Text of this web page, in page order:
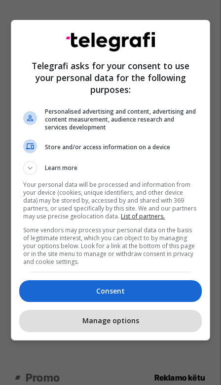
Promo Reklamo këtu
Telegrafi asks for your consent to use
your personal data for the following
purposes:
Personalised advertising and content, advertising and
content measurement, audience research and
services development
Store and/or access information on a device
Learn more
Your personal data will be processed and information from
your device (cookies, unique identifiers, and other device
data) may be stored by, accessed by and shared with 369
partners, or used specifically by this site. We and our partners
may use precise geolocation data. List of partners.
Some vendors may process your personal data on the basis
of legitimate interest, which you can object to by managing
your options below. Look for a link at the bottom of this page
or in the site menu to manage or withdraw consent in privacy
and cookie settings.
Consent
Manage options